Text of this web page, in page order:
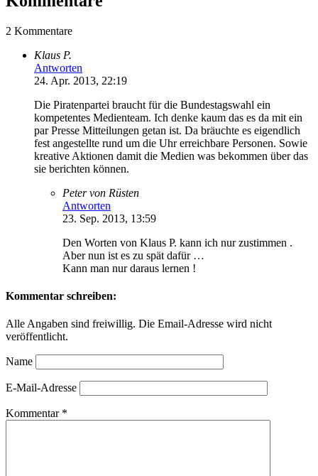
2 Kommentare
Klaus P.
Antworten
24. Apr. 2013, 22:19
Die Piratenpartei braucht für die Bundestagswahl ein
kompetentes Medienteam. Ich denke kaum das es da mit ein
par Presse Mitteilungen getan ist. Da bräuchte es eigendlich
fest angestellte rund um die Uhr erreichbare Personen. Sowie
kreative Aktionen damit die Medien was bekommen über das
sie berichten können.
Peter von Rüsten
Antworten
23. Sep. 2013, 13:59
Den Worten von Klaus P. kann ich nur zustimmen .
Aber nun ist es zu spät dafür …
Kann man nur daraus lernen !
Kommentar schreiben:
Alle Angaben sind freiwillig. Die Email-Adresse wird nicht
veröffentlicht.
Name
E-Mail-Adresse
Kommentar *